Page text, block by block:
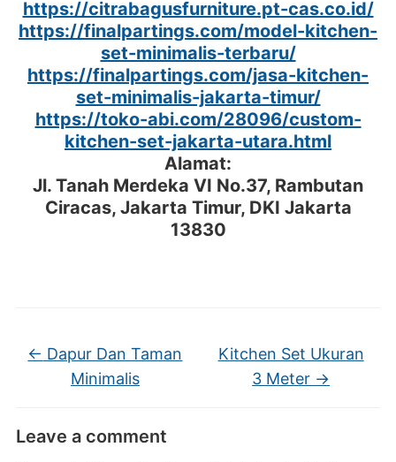
https://citrabagusfurniture.pt-cas.co.id/
https://finalpartings.com/model-kitchen-
set-minimalis-terbaru/
https://finalpartings.com/jasa-kitchen-
set-minimalis-jakarta-timur/
https://toko-abi.com/28096/custom-
kitchen-set-jakarta-utara.html
Alamat:
Jl. Tanah Merdeka VI No.37, Rambutan
Ciracas, Jakarta Timur, DKI Jakarta
13830
← Dapur Dan Taman
Minimalis
Kitchen Set Ukuran
3 Meter →
Leave a comment